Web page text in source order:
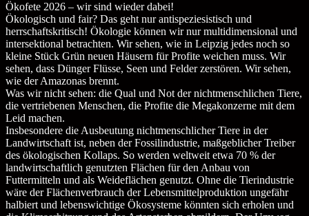
Ökofete 2026 – wir sind wieder dabei!
Ökologisch und fair? Das geht nur antispeziesistisch und
herrschaftskritisch! Ökologie können wir nur multidimensional und
intersektional betrachten. Wir sehen, wie in Leipzig jedes noch so
kleine Stück Grün neuen Häusern für Profite weichen muss. Wir
sehen, dass Dünger Flüsse, Seen und Felder zerstören. Wir sehen,
wie der Amazonas brennt.
Was wir nicht sehen: die Qual und Not der nichtmenschlichen Tiere,
die vertriebenen Menschen, die Profite die Megakonzerne mit dem
Leid machen.
Insbesondere die Ausbeutung nichtmenschlicher Tiere in der
Landwirtschaft ist, neben der Fossilindustrie, maßgeblicher Treiber
des ökologischen Kollaps. So werden weltweit etwa 70 % der
landwirtschaftlich genutzten Flächen für den Anbau von
Futtermitteln und als Weideflächen genutzt. Ohne die Tierindustrie
wäre der Flächenverbrauch der Lebensmittelproduktion ungefähr
halbiert und lebenswichtige Ökosysteme könnten sich erholen und